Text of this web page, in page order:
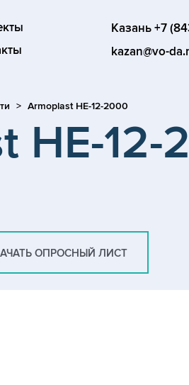
Казань +7
kazan@vo-
Armoplast HE-12-2000
HE-12-
ОПРОСНЫЙ ЛИСТ